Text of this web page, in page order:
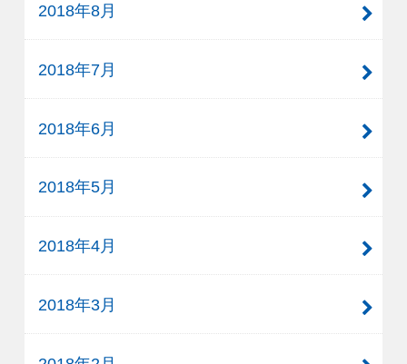
2018年8月
2018年7月
2018年6月
2018年5月
2018年4月
2018年3月